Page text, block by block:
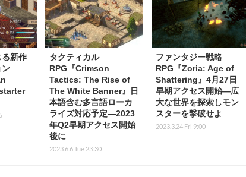
新作
ン
タクティカル
RPG『Crimson
Tactics: The Rise of
The White Banner』日
本語含む多言語ローカ
ライズ対応予定―2023
年Q2早期アクセス開始
後に
2023.6.6 Tue 23:30
ファンタジー戦略
RPG『Zoria: Age of
Shattering』4月27日
早期アクセス開始―広
大な世界を探索しモン
スターを撃破せよ
2023.3.24 Fri 9:00